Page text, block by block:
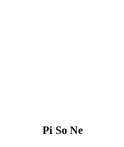
Pi So Ne